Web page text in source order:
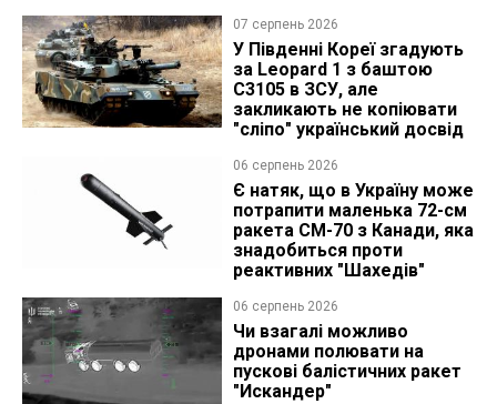
07 серпень 2026
У Південні Кореї згадують
за Leopard 1 з баштою
C3105 в ЗСУ, але
закликають не копіювати
"сліпо" український досвід
06 серпень 2026
Є натяк, що в Україну може
потрапити маленька 72-см
ракета CM-70 з Канади, яка
знадобиться проти
реактивних "Шахедів"
06 серпень 2026
Чи взагалі можливо
дронами полювати на
пускові балістичних ракет
"Искандер"